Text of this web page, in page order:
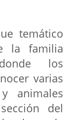
temático
la familia
los
varias
animales
del